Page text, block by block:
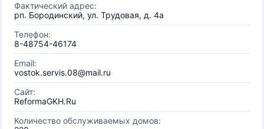
Фактический адрес:
рп. Бородинский, ул. Трудовая, д. 4а
Телефон:
8-48754-46174
Email:
vostok.servis.08@mail.ru
Сайт:
ReformaGKH.Ru
Количество обслуживаемых домов: